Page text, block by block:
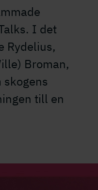
I det
Rydelius,
Broman,
till en